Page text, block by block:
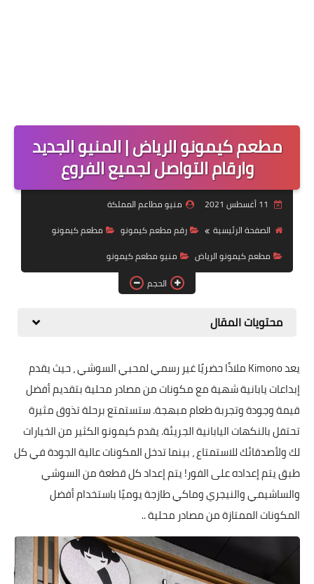
مطعم كيمونو الرياض | المنيو الجديد
وارقام التواصل لجميع الفروع
منيو مطاعم المملكة
الصفحة الرئيسية
رقم مطعم كيمونو
مطعم كيمونو
مطعم كيمونو الرياض
منيو مطعم كيمونو
الحجم
محتويات المقال
يعد Kimono ملاذًا حضريًا غير رسمي لمحبي السوشي ، حيث يقدم
إبداعات يابانية شهية مع مكونات من مصادر محلية بتقديم أفضل
قيمة وجودة وتجربة طعام مبهجة. ستستمتع برحلة تذوق مثيرة
تحتفل بالنكهات اليابانية الجريئة. يقدم كيمونو الكثير من الخيارات
لك ولأصدقائك للاستمتاع ، بينما تدخل المكونات عالية الجودة في كل
طبق يتم إعداده على الفور! يتم إعداد كل قطعة من السوشي
والساشيمي والنيجري وماكي طازجة يوميًا باستخدام أفضل
المكونات الممتازة من مصادر محلية ..